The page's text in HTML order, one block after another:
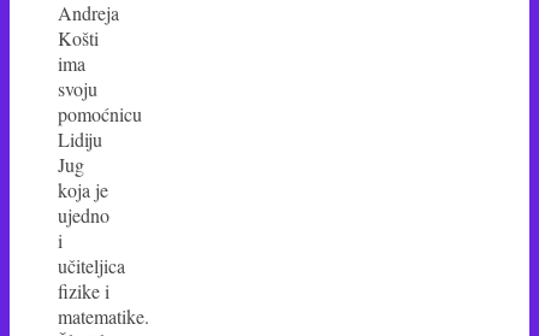
Andreja
Košti
ima
svoju
pomoćnicu
Lidiju
Jug
koja je
ujedno
i
učiteljica
fizike i
matematike.